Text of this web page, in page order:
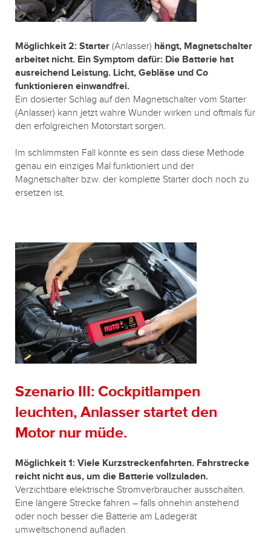
Möglichkeit 2: Starter (Anlasser) hängt, Magnetschalter
arbeitet nicht. Ein Symptom dafür: Die Batterie hat
ausreichend Leistung. Licht, Gebläse und Co
funktionieren einwandfrei.
Ein dosierter Schlag auf den Magnetschalter vom Starter
(Anlasser) kann jetzt wahre Wunder wirken und oftmals für
den erfolgreichen Motorstart sorgen.
Im schlimmsten Fall könnte es sein dass diese Methode
genau ein einziges Mal funktioniert und der
Magnetschalter bzw. der komplette Starter doch noch zu
ersetzen ist.
Szenario III: Cockpitlampen
leuchten, Anlasser startet den
Motor nur müde.
Möglichkeit 1: Viele Kurzstreckenfahrten. Fahrstrecke
reicht nicht aus, um die Batterie vollzuladen.
Verzichtbare elektrische Stromverbraucher ausschalten.
Eine längere Strecke fahren – falls ohnehin anstehend
oder noch besser die Batterie am Ladegerät
umweltschonend aufladen.